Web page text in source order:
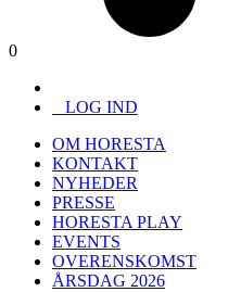
0
LOG IND
OM HORESTA
KONTAKT
NYHEDER
PRESSE
HORESTA PLAY
EVENTS
OVERENSKOMST
ÅRSDAG 2026